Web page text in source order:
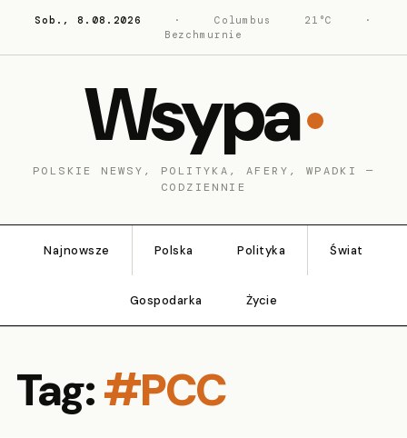
Sob., 8.08.2026 · Columbus 21°C
·
Bezchmurnie
Wsypa
POLSKIE NEWSY, POLITYKA, AFERY, WPADKI —
CODZIENNIE
Najnowsze Polska Polityka Świat
Gospodarka Życie
Tag:#PCC